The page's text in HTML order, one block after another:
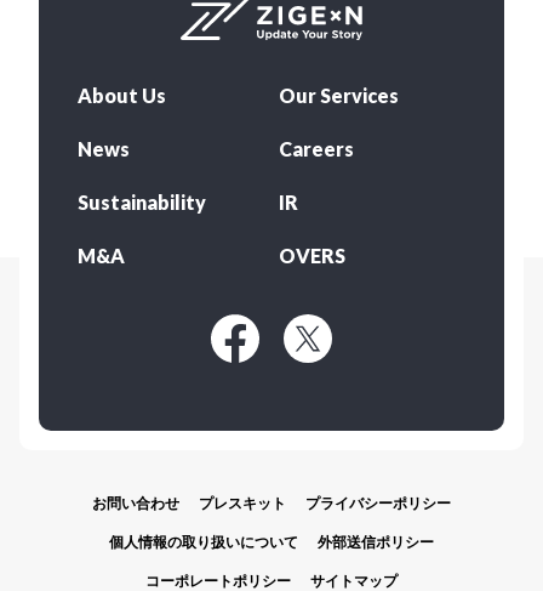
About Us Our Services
News Careers
Sustainability IR
M&A OVERS
お問い合わせ プレスキット プライバシーポリシー
個人情報の取り扱いについて 外部送信ポリシー
コーポレートポリシー サイトマップ